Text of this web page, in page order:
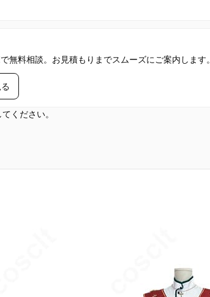
料相談。お見積もりまでスムーズにご案内します。
ください。